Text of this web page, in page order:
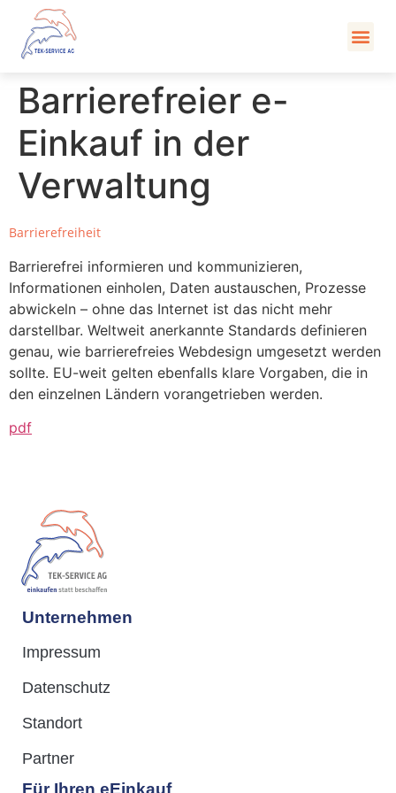
Barrierefreier e-
Einkauf in der
Verwaltung
Barrierefreiheit
Barrierefrei informieren und kommunizieren,
Informationen einholen, Daten austauschen, Prozesse
abwickeln – ohne das Internet ist das nicht mehr
darstellbar. Weltweit anerkannte Standards definieren
genau, wie barrierefreies Webdesign umgesetzt werden
sollte. EU-weit gelten ebenfalls klare Vorgaben, die in
den einzelnen Ländern vorangetrieben werden.
pdf
Unternehmen
Impressum
Datenschutz
Standort
Partner
Für Ihren eEinkauf